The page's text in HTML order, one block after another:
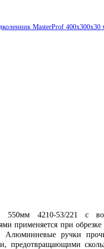
MasterProf
550мм 4210-53/221 с
применяется при
Алюминиевые ручки
предотвращающими